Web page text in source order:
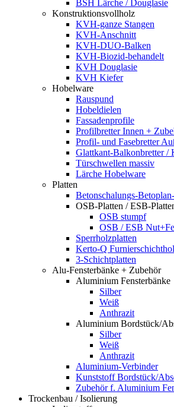
BSH Lärche / Douglasie
Konstruktionsvollholz
KVH-ganze Stangen
KVH-Anschnitt
KVH-DUO-Balken
KVH-Biozid-behandelt
KVH Douglasie
KVH Kiefer
Hobelware
Rauspund
Hobeldielen
Fassadenprofile
Profilbretter Innen +
Profil- und Fasebretter
Glattkant-Balkonbretter /
Türschwellen massiv
Lärche Hobelware
Platten
Betonschalungs-
OSB-Platten / ESB-
OSB stumpf
OSB / ESB
Sperrholzplatten
Kerto-Q
3-Schichtplatten
Alu-Fensterbänke + Zubehör
Aluminium Fensterbänke
Silber
Weiß
Anthrazit
Aluminium Bordstück/
Silber
Weiß
Anthrazit
Aluminium-Verbinder
Kunststoff Bordstück/
Zubehör f. Aluminium
Trockenbau / Isolierung